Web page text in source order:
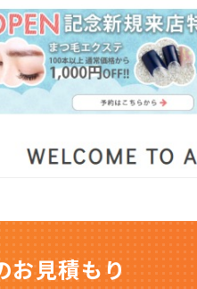
お見積もり